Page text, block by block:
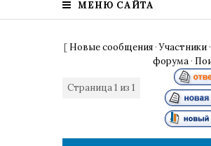
МЕНЮ САЙТА
[ Новые сообщения ·Участники ·
форума ·
Страница1 из 1